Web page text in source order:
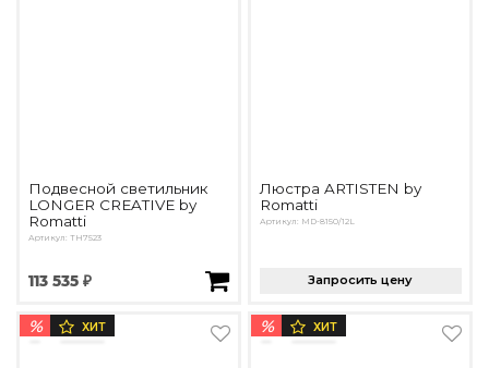
Подвесной светильник
LONGER CREATIVE by
Romatti
Артикул: TH7523
113 535 ₽
Люстра ARTISTEN by
Romatti
Артикул: MD-8150/12L
Запросить цену
% ХИТ % ХИТ